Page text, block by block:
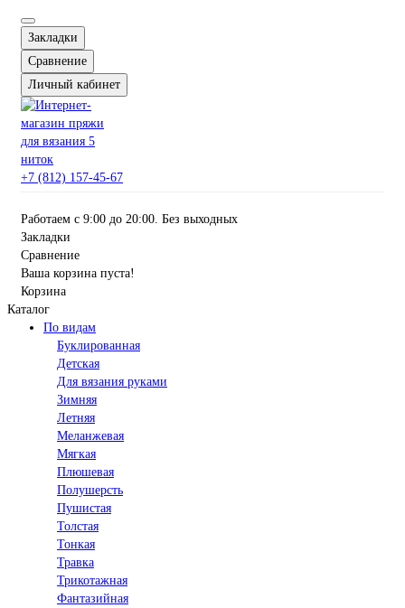
Закладки
Сравнение
Личный кабинет
+7 (812) 157-45-67
Работаем с 9:00 до 20:00. Без выходных
Закладки
Сравнение
Ваша корзина пуста!
Корзина
Каталог
По видам
Буклированная
Детская
Для вязания руками
Зимняя
Летняя
Меланжевая
Мягкая
Плюшевая
Полушерсть
Пушистая
Толстая
Тонкая
Травка
Трикотажная
Фантазийная